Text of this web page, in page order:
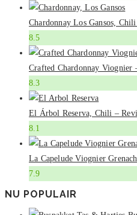
Chardonnay Los Gansos,
8.5
Crafted Chardonnay Viognier
8.3
El Árbol Reserva, Chili –
8.1
La Capelude Viognier
7.9
NU POPULAIR